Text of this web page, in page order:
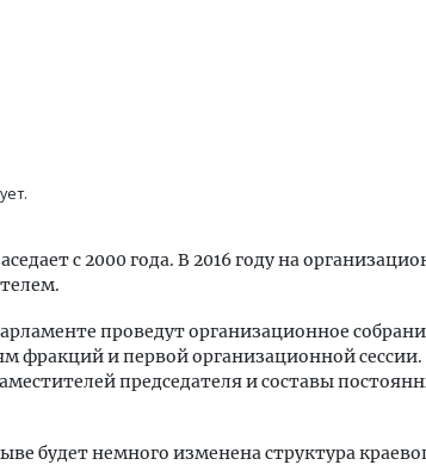
с 2000 года. В 2016 году на
проведут организационное
фракций и первой организационной
председателя и составы
будет немного изменена структура